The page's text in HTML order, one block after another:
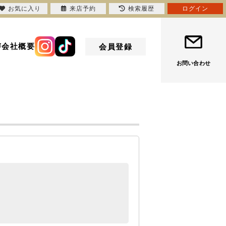
会社概要 会員登録
お問い合わせ
お気に入り 来店予約 検索履歴 ログイン